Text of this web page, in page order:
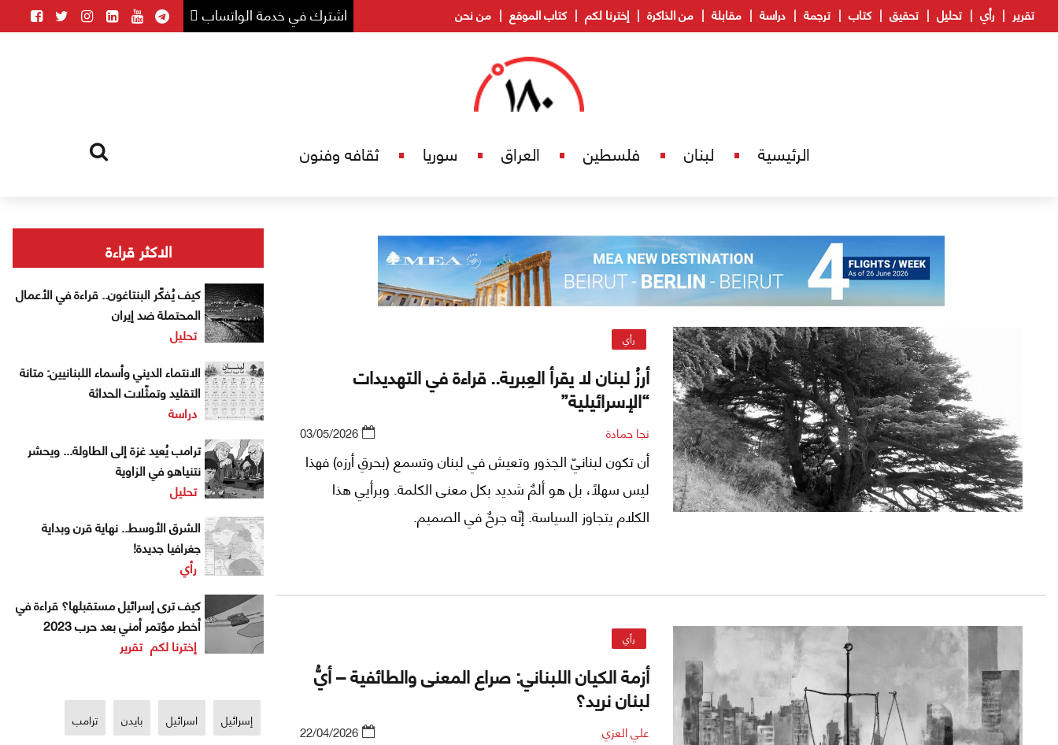
اشترك في خدمة الواتساب تقرير رأي تحليل تحقيق كتاب ترجمة دراسة مقابلة من الذاكرة إخترنا لكم كتاب الموقع من نحن
الرئيسية لبنان فلسطين العراق سوريا ثقافه وفنون
رأي
أرزُ لبنان لا يقرأ العِبرية.. قراءة في التهديدات
“الإسرائيلية”
نجا حمادة 03/05/2026
أن تكون لبنانيّ الجذور وتعيش في لبنان وتسمع (بحرقِ أرزه) فهذا
ليس سهلاً، بل هو ألمٌ شديد بكل معنى الكلمة. وبرأيي هذا
الكلام يتجاوز السياسة. إنّه جرحٌ في الصميم.
رأي
أزمة الكيان اللبناني: صراع المعنى والطائفية – أيُّ
لبنان نريد؟
علي العزي 22/04/2026
الاكثر قراءة
كيف يُفكّر البنتاغون.. قراءة في الأعمال
المحتملة ضد إيران
تحليل
الانتماء الديني وأسماء اللبنانيين: متانة
التقليد وتمثّلات الحداثة
دراسة
ترامب يُعيد غزة إلى الطاولة... ويحشر
نتنياهو في الزاوية
تحليل
الشرق الأوسط.. نهاية قرن وبداية
جغرافيا جديدة!
رأي
كيف ترى إسرائيل مستقبلها؟ قراءة في
أخطر مؤتمر أمني بعد حرب 2023
إخترنا لكم تقرير
إسرائيل اسرائيل بايدن ترامب